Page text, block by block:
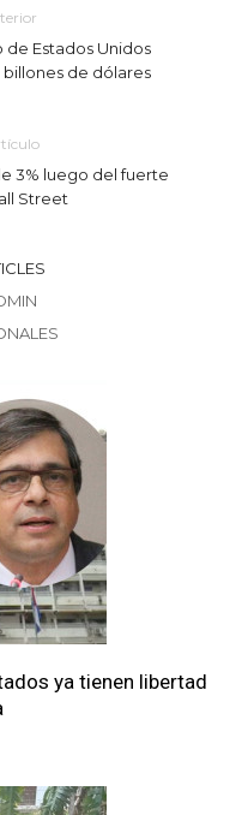
de Estados Unidos
de dólares
3% luego del fuerte
Street
ya tienen libertad